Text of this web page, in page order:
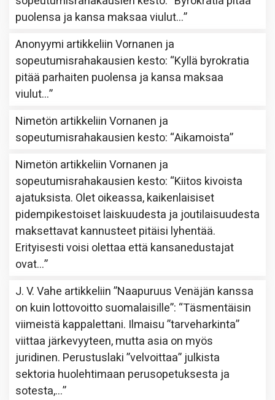
puolensa ja kansa maksaa viulut…”
Anonyymi artikkeliinVornanen ja
sopeutumisrahakausien kesto: “Kyllä byrokratia
pitää parhaiten puolensa ja kansa maksaa
viulut…”
Nimetön artikkeliinVornanen ja
sopeutumisrahakausien kesto: “Aikamoista”
Nimetön artikkeliinVornanen ja
sopeutumisrahakausien kesto: “Kiitos kivoista
ajatuksista. Olet oikeassa, kaikenlaisiset
pidempikestoiset laiskuudesta ja joutilaisuudesta
maksettavat kannusteet pitäisi lyhentää.
Erityisesti voisi olettaa että kansanedustajat
ovat…”
J. V. Vahe artikkeliin”Naapuruus Venäjän kanssa
on kuin lottovoitto suomalaisille”: “Täsmentäisin
viimeistä kappalettani. Ilmaisu ”tarveharkinta”
viittaa järkevyyteen, mutta asia on myös
juridinen. Perustuslaki ”velvoittaa” julkista
sektoria huolehtimaan perusopetuksesta ja
sotesta,…”